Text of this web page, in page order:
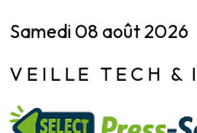
Samedi 08 août 2026
VEILLE TECH &